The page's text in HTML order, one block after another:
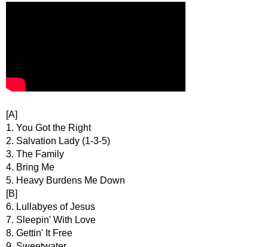
[A]
1. You Got the Right
2. Salvation Lady (1-3-5)
3. The Family
4. Bring Me
5. Heavy Burdens Me Down
[B]
6. Lullabyes of Jesus
7. Sleepin' With Love
8. Gettin' It Free